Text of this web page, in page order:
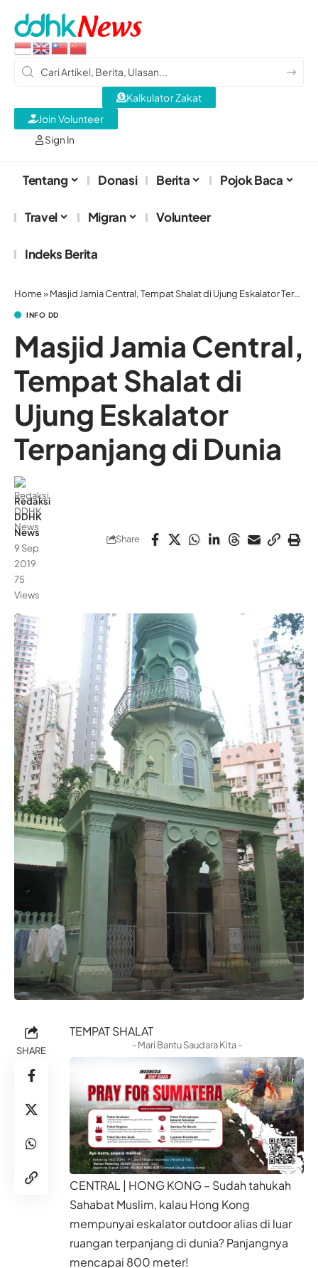
Sign In
Kalkulator Zakat
Join Volunteer
Tentang Donasi Berita Pojok Baca
Travel Migran Volunteer
Indeks Berita
Home»Masjid Jamia Central, Tempat Shalat di Ujung Eskalator Terpanjang di Dunia
INFO DD
Masjid Jamia Central,
Tempat Shalat di
Ujung Eskalator
Terpanjang di Dunia
Redaksi
DDHK
News
9 Sep
2019
75
Views
Share
SHARE
TEMPAT SHALAT
- Mari Bantu Saudara Kita -
CENTRAL | HONG KONG – Sudah tahukah
Sahabat Muslim, kalau Hong Kong
mempunyai eskalator outdoor alias di luar
ruangan terpanjang di dunia? Panjangnya
mencapai 800 meter!